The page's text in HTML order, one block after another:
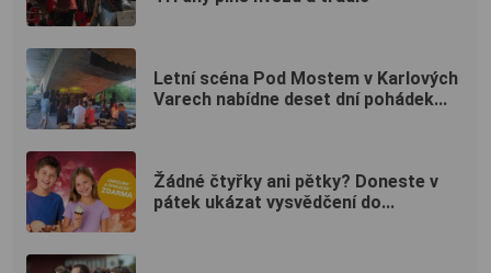
Letní scéna Pod Mostem v Karlových
Varech nabídne deset dní pohádek...
Žádné čtyřky ani pětky? Doneste v
pátek ukázat vysvědčení do...